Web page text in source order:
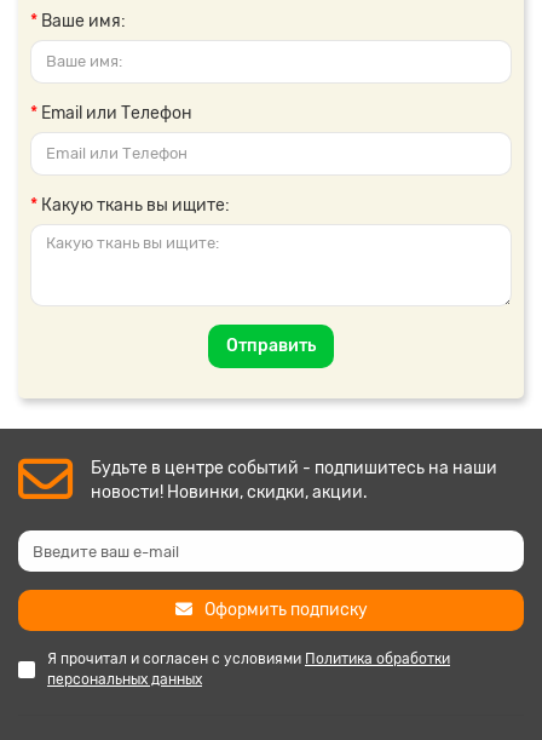
Ваше имя:
Email или Телефон
Какую ткань вы ищите:
Отправить
Будьте в центре событий - подпишитесь на наши
новости! Новинки, скидки, акции.
Оформить подписку
Я прочитал и согласен с условиями Политика обработки
персональных данных